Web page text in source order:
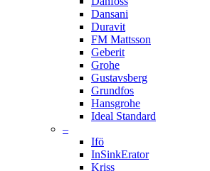
Dansani
Duravit
FM Mattsson
Geberit
Grohe
Gustavsberg
Grundfos
Hansgrohe
Ideal Standard
–
Ifö
InSinkErator
Kriss